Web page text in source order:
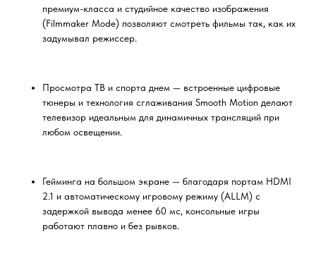
премиум-класса и студийное качество изображения
(Filmmaker Mode) позволяют смотреть фильмы так, как их
задумывал режиссер.
Просмотра ТВ и спорта днем — встроенные цифровые
тюнеры и технология сглаживания Smooth Motion делают
телевизор идеальным для динамичных трансляций при
любом освещении.
Гейминга на большом экране — благодаря портам HDMI
2.1 и автоматическому игровому режиму (ALLM) с
задержкой вывода менее 60 мс, консольные игры
работают плавно и без рывков.